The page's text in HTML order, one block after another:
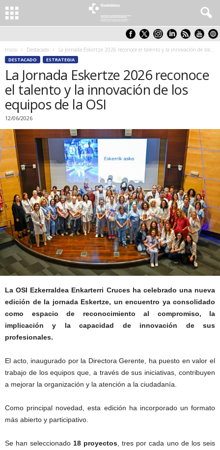
Inicio Destacado La Jornada Eskertze 2026 reconoce el talento y la innovación de los...
DESTACADO ESTRATEGIA
La Jornada Eskertze 2026 reconoce
el talento y la innovación de los
equipos de la OSI
12/06/2026
La OSI Ezkerraldea Enkarterri Cruces ha celebrado una nueva
edición de la jornada Eskertze, un encuentro ya consolidado
como espacio de reconocimiento al compromiso, la
implicación y la capacidad de innovación de sus
profesionales.
El acto, inaugurado por la Directora Gerente, ha puesto en valor el
trabajo de los equipos que, a través de sus iniciativas, contribuyen
a mejorar la organización y la atención a la ciudadanía.
Como principal novedad, esta edición ha incorporado un formato
más abierto y participativo.
Se han seleccionado 18 proyectos , tres por cada uno de los seis